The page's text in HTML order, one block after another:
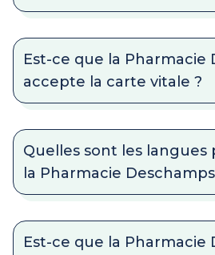
Est-ce que la Pharmacie
accepte la carte vitale ?
Quelles sont les langues
la Pharmacie
Est-ce que la Pharmacie